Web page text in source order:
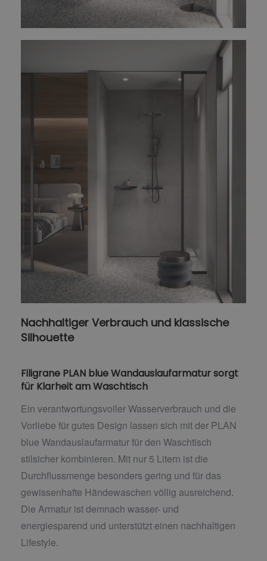
Nachhaltiger Verbrauch und klassische
Silhouette
Filigrane PLAN blue Wandauslaufarmatur sorgt
für Klarheit am Waschtisch
Ein verantwortungsvoller Wasserverbrauch und die
Vorliebe für gutes Design lassen sich mit der PLAN
blue Wandauslaufarmatur für den Waschtisch
stilsicher kombinieren. Mit nur 5 Litern ist die
Durchflussmenge besonders gering und für das
gewissenhafte Händewaschen völlig ausreichend.
Die Armatur ist demnach wasser- und
energiesparend und unterstützt einen nachhaltigen
Lifestyle.